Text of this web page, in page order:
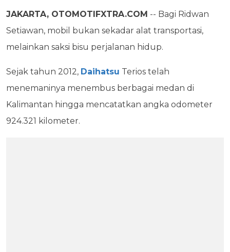
JAKARTA, OTOMOTIFXTRA.COM -- Bagi Ridwan
Setiawan, mobil bukan sekadar alat transportasi,
melainkan saksi bisu perjalanan hidup.
Sejak tahun 2012, Daihatsu Terios telah
menemaninya menembus berbagai medan di
Kalimantan hingga mencatatkan angka odometer
924.321 kilometer.